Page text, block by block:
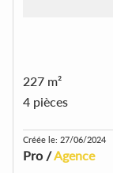
227 m²
4 pièces
Créée le: 27/06/2024
Pro /Agence